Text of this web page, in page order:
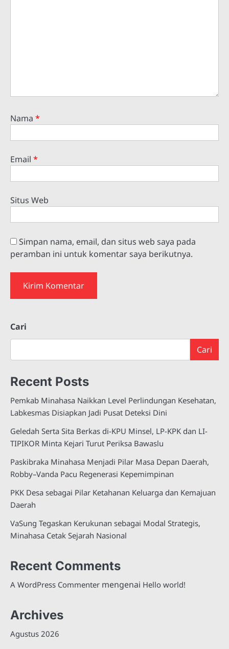
Nama *
Email *
Situs Web
Simpan nama, email, dan situs web saya pada
peramban ini untuk komentar saya berikutnya.
Cari
Cari
Recent Posts
Pemkab Minahasa Naikkan Level Perlindungan Kesehatan,
Labkesmas Disiapkan Jadi Pusat Deteksi Dini
Geledah Serta Sita Berkas di-KPU Minsel, LP-KPK dan LI-
TIPIKOR Minta Kejari Turut Periksa Bawaslu
Paskibraka Minahasa Menjadi Pilar Masa Depan Daerah,
Robby–Vanda Pacu Regenerasi Kepemimpinan
PKK Desa sebagai Pilar Ketahanan Keluarga dan Kemajuan
Daerah
VaSung Tegaskan Kerukunan sebagai Modal Strategis,
Minahasa Cetak Sejarah Nasional
Recent Comments
A WordPress Commenter mengenai Hello world!
Archives
Agustus 2026